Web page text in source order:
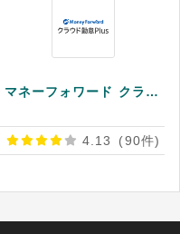
。その中から最適
独特で
療・介護・ヘルス
（追加費用無し）で マネーフォワード クラウド勤怠Plus
4.13 (90件)